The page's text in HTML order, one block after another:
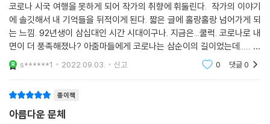
“
나는 때때로를 놓침에 기뻐한다. 그리고 실감한다.
가장 아름다운 순간들은 기록되지 않았음을.
”
매력적인 어른이란, 사랑의 전파자로 사는 것
우리가 꿈꾸는 세계란, 미워하는 마음은 일절 없는
코로나 시국 여행을 못하게 되어 작가의 취향에 휘둘린다. 작가의 이야기
에 솔깃해서 내 기억들을 뒤적이게 된다. 짧은 글에 홀랑홀랑 넘어가게 되
는 느낌. 92년생이 삼십대인 시간 시대이구나. 지금은...쿨럭. 코로나로 내
면이 더 풍족해졌나? 아줌마들에게 코로나는 삼순이의 길이었는데...... 다
르게 생각할 수도 있었겠구나. 여행, 책, 영화, 이야기. 어쩌면 별 것 아니지
s******1 2022.09.03. 신고 0 댓글0
종이책
아름다운 문체